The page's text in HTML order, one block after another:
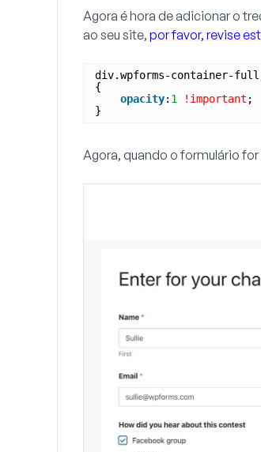
Agora é hora de adicionar o
ao seu site, por favor, revise
div.wpforms-container-
{
opacity: 1 !important ;
}
Agora, quando o formulário